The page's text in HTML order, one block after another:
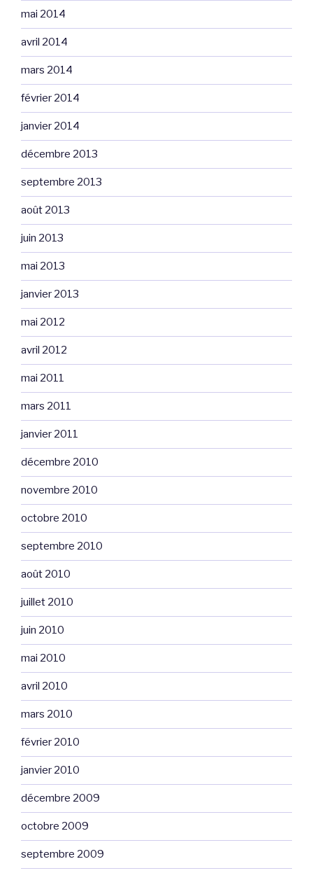
mai 2014
avril 2014
mars 2014
février 2014
janvier 2014
décembre 2013
septembre 2013
août 2013
juin 2013
mai 2013
janvier 2013
mai 2012
avril 2012
mai 2011
mars 2011
janvier 2011
décembre 2010
novembre 2010
octobre 2010
septembre 2010
août 2010
juillet 2010
juin 2010
mai 2010
avril 2010
mars 2010
février 2010
janvier 2010
décembre 2009
octobre 2009
septembre 2009